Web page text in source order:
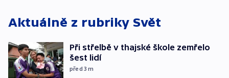
Aktuálně z rubriky Svět
Při střelbě v thajské škole zemřelo
šest lidí
před 3m